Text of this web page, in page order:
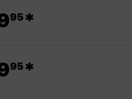
95 *
95 *